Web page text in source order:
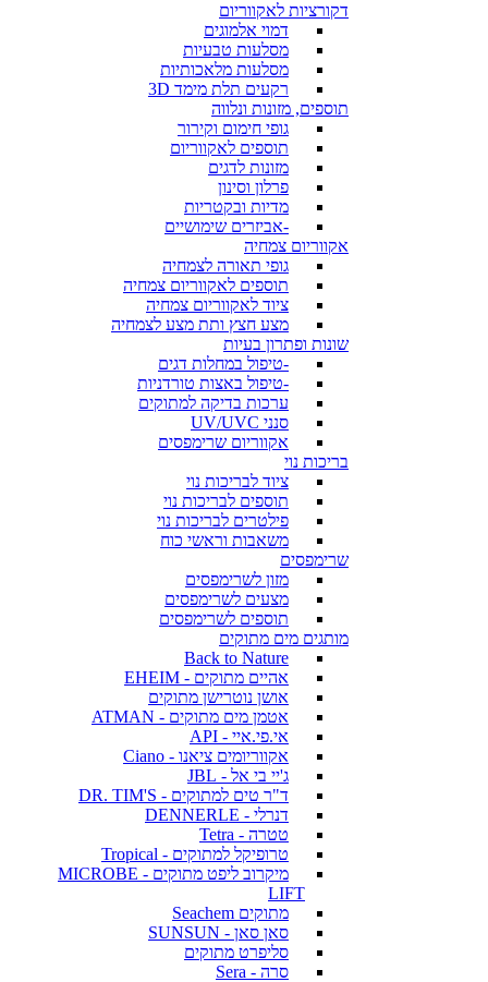
דקורציות לאקווריום
דמוי אלמוגים
מסלעות טבעיות
מסלעות מלאכותיות
רקעים תלת מימד 3D
תוספים, מזונות ונלווה
גופי חימום וקירור
תוספים לאקווריום
מזונות לדגים
פרלון וסינון
מדיות ובקטריות
-אביזרים שימושיים
אקווריום צמחיה
גופי תאורה לצמחיה
תוספים לאקווריום צמחיה
ציוד לאקווריום צמחיה
מצע חצץ ותת מצע לצמחיה
שונות ופתרון בעיות
-טיפול במחלות דגים
-טיפול באצות טורדניות
ערכות בדיקה למתוקים
סנני UV/UVC
אקווריום שרימפסים
בריכות נוי
ציוד לבריכות נוי
תוספים לבריכות נוי
פילטרים לבריכות נוי
משאבות וראשי כוח
שרימפסים
מזון לשרימפסים
מצעים לשרימפסים
תוספים לשרימפסים
מותגים מים מתוקים
Back to Nature
אהיים מתוקים - EHEIM
אושן נוטרישן מתוקים
אטמן מים מתוקים - ATMAN
אי.פי.איי - API
אקווריומים ציאנו - Ciano
ג'יי בי אל - JBL
ד"ר טים למתוקים - DR. TIM'S
דנרלי - DENNERLE
טטרה - Tetra
טרופיקל למתוקים - Tropical
מיקרוב ליפט מתוקים - MICROBE
LIFT
מתוקים Seachem
סאן סאן - SUNSUN
סליפרט מתוקים
סרה - Sera